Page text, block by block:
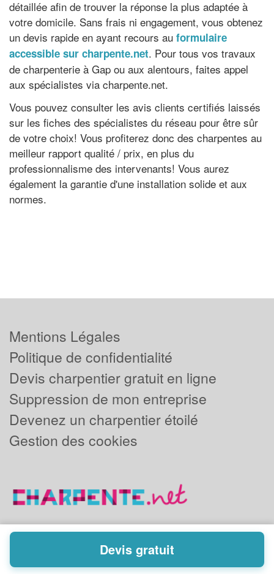
détaillée afin de trouver la réponse la plus adaptée à
votre domicile. Sans frais ni engagement, vous obtenez
un devis rapide en ayant recours au formulaire
accessible sur charpente.net. Pour tous vos travaux
de charpenterie à Gap ou aux alentours, faites appel
aux spécialistes via charpente.net.
Vous pouvez consulter les avis clients certifiés laissés
sur les fiches des spécialistes du réseau pour être sûr
de votre choix! Vous profiterez donc des charpentes au
meilleur rapport qualité / prix, en plus du
professionnalisme des intervenants! Vous aurez
également la garantie d'une installation solide et aux
normes.
Mentions Légales
Politique de confidentialité
Devis charpentier gratuit en ligne
Suppression de mon entreprise
Devenez un charpentier étoilé
Gestion des cookies
Powered byPlus que pro
Devis gratuit